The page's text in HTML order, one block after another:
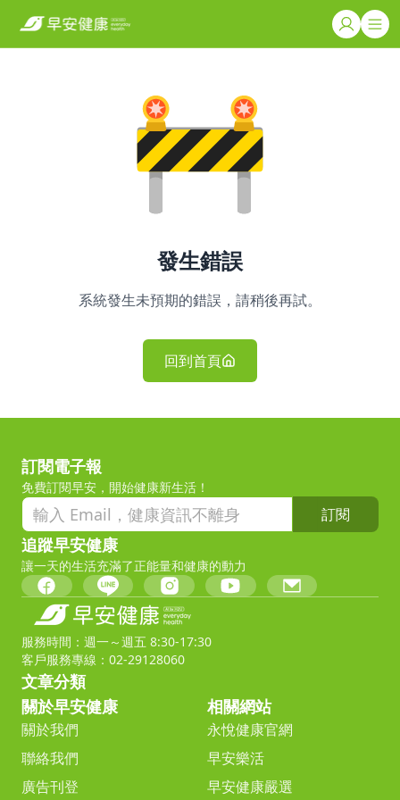
發生錯誤
系統發生未預期的錯誤，請稍後再試。
回到首頁
訂閱電子報
免費訂閱早安，開始健康新生活！
訂閱
追蹤早安健康
讓一天的生活充滿了正能量和健康的動力
服務時間：週一～週五 8:30-17:30
客戶服務專線：02-29128060
文章分類
關於早安健康
關於我們
聯絡我們
廣告刊登
相關網站
永悅健康官網
早安樂活
早安健康嚴選